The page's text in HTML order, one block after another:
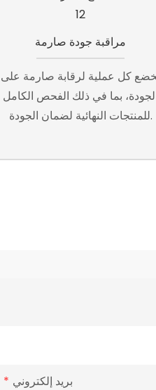
مراقبة جودة صارمة
كل عملية لرقابة صارمة على
بما في ذلك الفحص الكامل
للمنتجات النهائية لضمان الجودة.
بريد إلكتروني